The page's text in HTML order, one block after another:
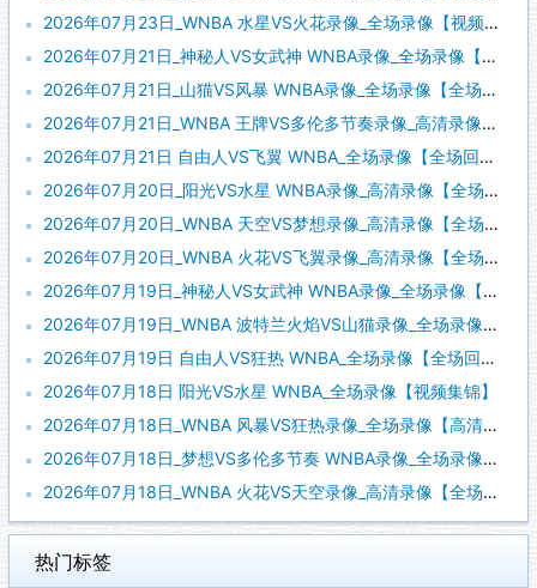
2026年07月23日_WNBA 水星VS火花录像_全场录像【视频集锦】
2026年07月21日_神秘人VS女武神 WNBA录像_全场录像【视频集锦】
2026年07月21日_山猫VS风暴 WNBA录像_全场录像【全场回放】
2026年07月21日_WNBA 王牌VS多伦多节奏录像_高清录像【全场回放】
2026年07月21日 自由人VS飞翼 WNBA_全场录像【全场回放】
2026年07月20日_阳光VS水星 WNBA录像_高清录像【全场回放】
2026年07月20日_WNBA 天空VS梦想录像_高清录像【全场回放】
2026年07月20日_WNBA 火花VS飞翼录像_高清录像【全场回放】
2026年07月19日_神秘人VS女武神 WNBA录像_全场录像【全场回放】
2026年07月19日_WNBA 波特兰火焰VS山猫录像_全场录像【高清回放】
2026年07月19日 自由人VS狂热 WNBA_全场录像【全场回放】
2026年07月18日 阳光VS水星 WNBA_全场录像【视频集锦】
2026年07月18日_WNBA 风暴VS狂热录像_全场录像【高清回放】
2026年07月18日_梦想VS多伦多节奏 WNBA录像_全场录像【高清回放】
2026年07月18日_WNBA 火花VS天空录像_高清录像【全场回放】
热门标签